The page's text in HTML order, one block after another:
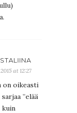
at 12:27
on oikeasti
”elää
kuin